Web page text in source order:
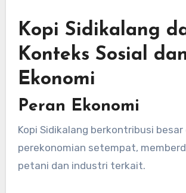
Kopi Sidikalang
Konteks Sosial
Ekonomi
Peran Ekonomi
Kopi Sidikalang berkontribusi besar
perekonomian setempat,
petani dan industri terkait.